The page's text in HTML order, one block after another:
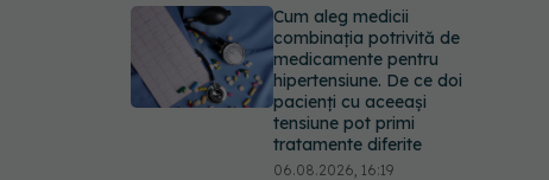
Cum aleg medicii
combinația potrivită de
medicamente pentru
hipertensiune. De ce doi
pacienți cu aceeași
tensiune pot primi
tratamente diferite
06.08.2026, 16:19